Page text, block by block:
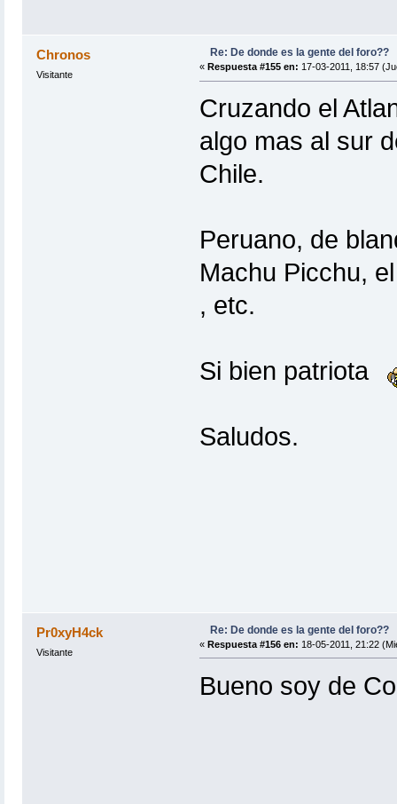
Chronos
Visitante
Re: De donde es la gente del foro??
« Respuesta #155 en: 17-03-2011, 18:57
Cruzando el
algo mas al sur
Chile.
Peruano, de
Machu Picchu,
, etc.
Si bien patriota
Saludos.
Pr0xyH4ck
Visitante
Re: De donde es la gente del foro??
« Respuesta #156 en: 18-05-2011, 21:22
Bueno soy de